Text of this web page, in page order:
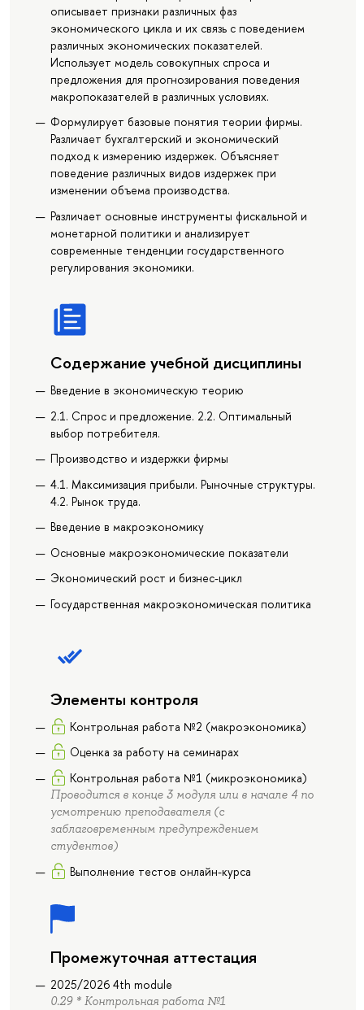
описывает признаки различных фаз
экономического цикла и их связь с поведением
различных экономических показателей.
Использует модель совокупных спроса и
предложения для прогнозирования поведения
макропоказателей в различных условиях.
Формулирует базовые понятия теории фирмы.
Различает бухгалтерский и экономический
подход к измерению издержек. Объясняет
поведение различных видов издержек при
изменении объема производства.
Различает основные инструменты фискальной и
монетарной политики и анализирует
современные тенденции государственного
регулирования экономики.
Содержание учебной дисциплины
Введение в экономическую теорию
2.1. Спрос и предложение. 2.2. Оптимальный
выбор потребителя.
Производство и издержки фирмы
4.1. Максимизация прибыли. Рыночные структуры.
4.2. Рынок труда.
Введение в макроэкономику
Основные макроэкономические показатели
Экономический рост и бизнес-цикл
Государственная макроэкономическая политика
Элементы контроля
Контрольная работа №2 (макроэкономика)
Оценка за работу на семинарах
Контрольная работа №1 (микроэкономика)
Проводится в конце 3 модуля или в начале 4 по
усмотрению преподавателя (с
заблаговременным предупреждением
студентов)
Выполнение тестов онлайн-курса
Промежуточная аттестация
2025/2026 4th module
0.29 * Контрольная работа №1